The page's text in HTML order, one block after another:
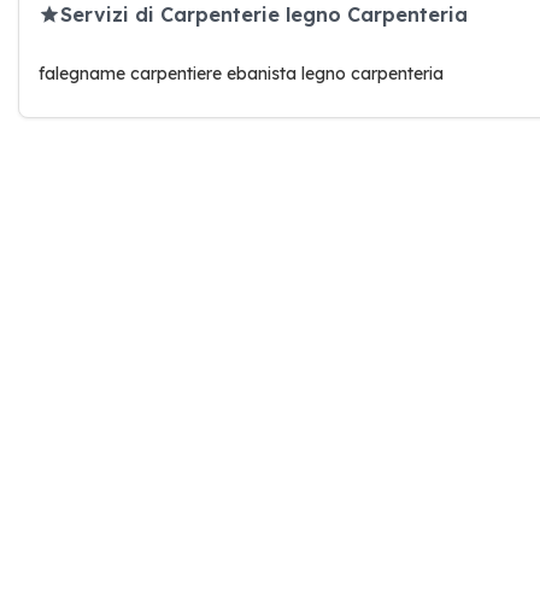
Servizi di Carpenterie legno Carpenteria
falegname carpentiere ebanista legno carpenteria